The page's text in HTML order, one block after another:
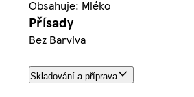
Obsahuje: Mléko
Přísady
Bez Barviva
Skladování a příprava